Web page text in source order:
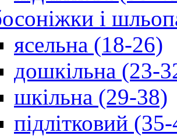
і
ясельна (18-26)
дошкільна (23-
шкільна (29-38)
підлітковий